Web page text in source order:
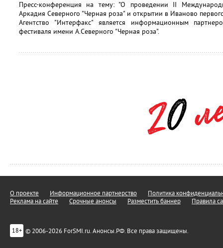
Пресс-конференция на тему: "О проведении II
Аркадия Северного "Черная роза" и открытии в Иваново
Агентство "Интерфакс" является информационным
фестиваля имени А.Северного "Черная роза".
О проекте Информационное партнерство
Политика
Реклама на сайте
Срочные анонсы Разместить баннер Правила
18+ © 2006-2026 ForSMI.ru. Анонсы.РФ. Все права защищены.